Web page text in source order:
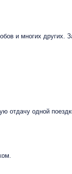
и многих других.
отдачу одной